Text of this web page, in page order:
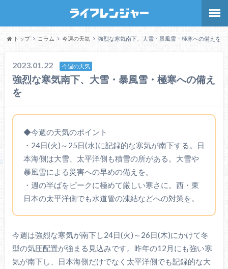
トップ コラム 今週の天気 強烈な寒気南下、大雪・暴風雪・極寒への備えを
2023.01.22 今週の天気
強烈な寒気南下、大雪・暴風雪・極寒への備え
を
◆今週の天気のポイント
・24日(火)～25日(水)に記録的な寒気が南下する。日
本海側は大雪、太平洋側も積雪の所がある。大雪や
暴風雪による災害への早めの備えを。
・週の半ばをピークに極めて厳しい寒さに。西・東
日本の太平洋側でも水道管の凍結などへの対策を。
今週は強烈な寒気が南下し24日(火)～26日(木)にかけて冬
型の気圧配置が強まる見込みです。昨年の12月にも強い寒
気が南下し、日本海側だけでなく太平洋側でも記録的な大